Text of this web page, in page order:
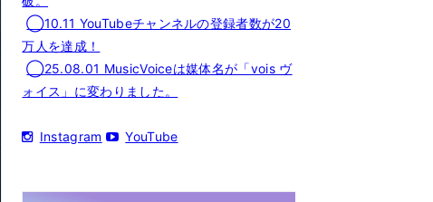
◯10.11 YouTubeチャンネルの登録者数が20
万人を達成！
◯25.08.01 MusicVoiceは媒体名が「vois ヴ
ォイス」に変わりました。
Instagram YouTube